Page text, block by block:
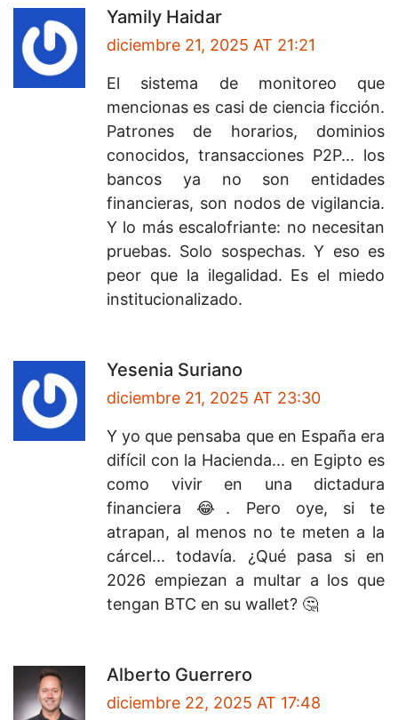
Yamily Haidar
diciembre 21, 2025 AT 21:21
El sistema de monitoreo que
mencionas es casi de ciencia ficción.
Patrones de horarios, dominios
conocidos, transacciones P2P... los
bancos ya no son entidades
financieras, son nodos de vigilancia.
Y lo más escalofriante: no necesitan
pruebas. Solo sospechas. Y eso es
peor que la ilegalidad. Es el miedo
institucionalizado.
Yesenia Suriano
diciembre 21, 2025 AT 23:30
Y yo que pensaba que en España era
difícil con la Hacienda... en Egipto es
como vivir en una dictadura
financiera 😂. Pero oye, si te
atrapan, al menos no te meten a la
cárcel... todavía. ¿Qué pasa si en
2026 empiezan a multar a los que
tengan BTC en su wallet? 🤔
Alberto Guerrero
diciembre 22, 2025 AT 17:48